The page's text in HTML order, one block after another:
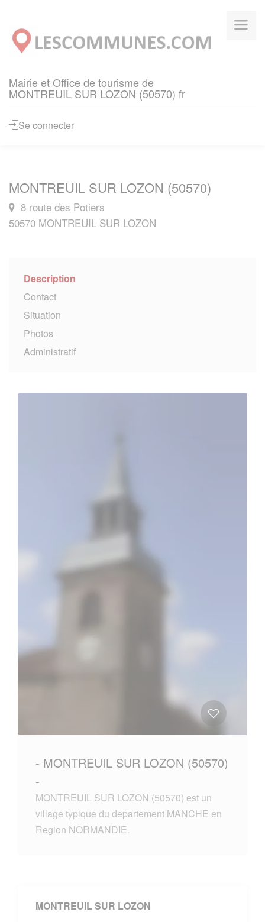
Mairie et Office de tourisme de
MONTREUIL SUR LOZON (50570) fr
Se connecter
MONTREUIL SUR LOZON (50570)
8 route des Potiers
50570 MONTREUIL SUR LOZON
Description
Contact
Situation
Photos
Administratif
- MONTREUIL SUR LOZON (50570)
-
MONTREUIL SUR LOZON (50570) est un
village typique du departement MANCHE en
Region NORMANDIE.
MONTREUIL SUR LOZON